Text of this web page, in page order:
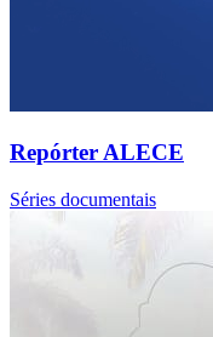
Repórter ALECE
Séries documentais